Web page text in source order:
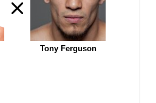
Tony Ferguson